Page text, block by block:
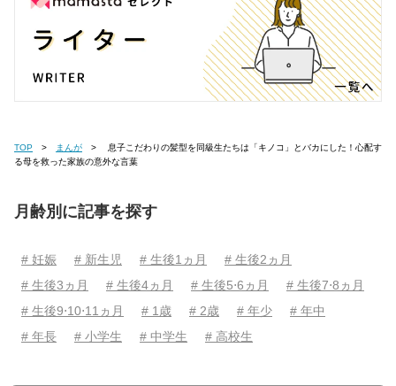
TOP まんが
る母を救った家族の意外な言葉
月齢別に記事を探す
# 妊娠 # 新生児 # 生後1ヵ月
# 生後2ヵ月
# 生後3ヵ月
# 生後4ヵ月 # 生後5⋅6ヵ月
# 生後7⋅8ヵ月
# 生後9⋅10⋅11ヵ月
# 1歳 # 2歳 # 年少
# 年中
# 年長
# 小学生 # 中学生 # 高校生